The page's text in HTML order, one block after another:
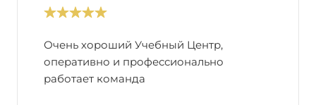
Очень хороший Учебный Центр,
оперативно и профессионально
работает команда